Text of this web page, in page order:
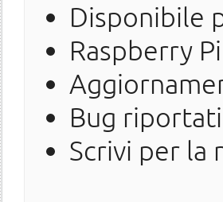
Disponibile
Raspberry
Bug riportati
Scrivi per la